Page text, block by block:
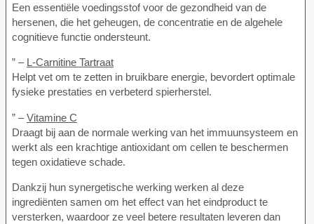
Een essentiële voedingsstof voor de gezondheid van de
hersenen, die het geheugen, de concentratie en de algehele
cognitieve functie ondersteunt.
” – L-Carnitine Tartraat
Helpt vet om te zetten in bruikbare energie, bevordert optimale
fysieke prestaties en verbeterd spierherstel.
” –Vitamine C
Draagt bij aan de normale werking van het immuunsysteem en
werkt als een krachtige antioxidant om cellen te beschermen
tegen oxidatieve schade.
Dankzij hun synergetische werking werken al deze
ingrediënten samen om het effect van het eindproduct te
versterken, waardoor ze veel betere resultaten leveren dan